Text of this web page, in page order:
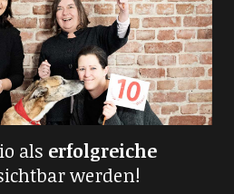
als erfolgreiche
werden!